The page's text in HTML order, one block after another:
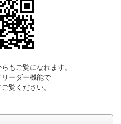
もご覧になれます。
ーダー機能で
覧ください。